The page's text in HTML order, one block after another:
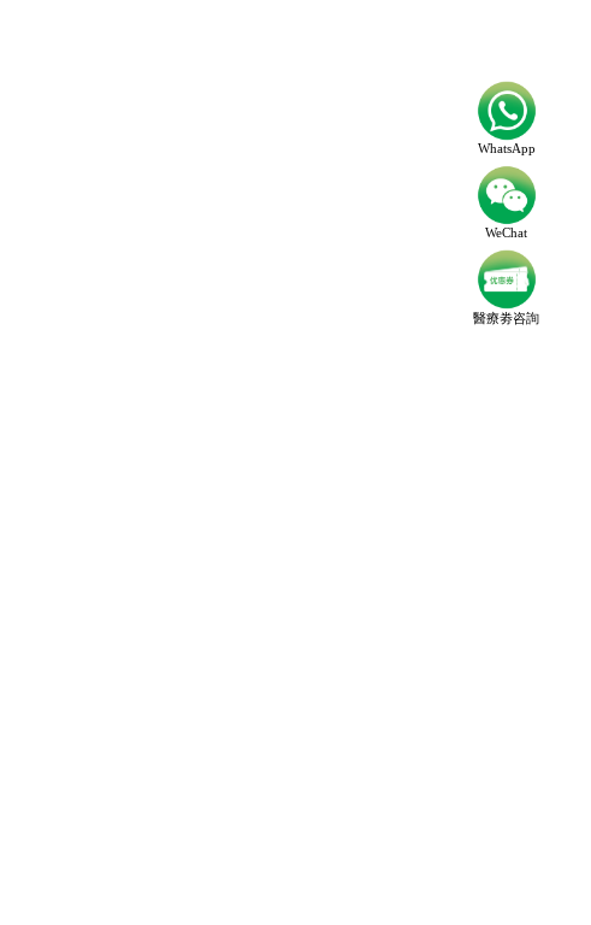
WhatsApp
WeChat
醫療劵咨詢